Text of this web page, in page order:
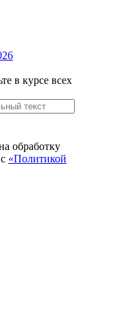
в курсе всех
обработку
«Политикой